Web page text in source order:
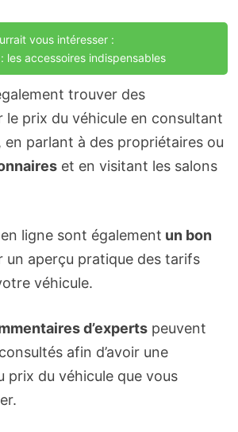
vous intéresser :
les accessoires indispensables
trouver des
le prix du véhicule en consultant
, en parlant à des propriétaires ou
et en visitant les salons
ligne sont également un bon
un aperçu pratique des tarifs
véhicule.
d’expertspeuvent
afin d’avoir une
prix du véhicule que vous